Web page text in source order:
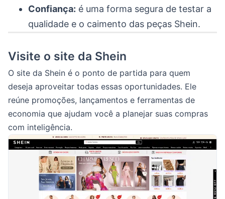
Confiança: é uma forma segura de testar a
qualidade e o caimento das peças Shein.
Visite o site da Shein
O site da Shein é o ponto de partida para quem
deseja aproveitar todas essas oportunidades. Ele
reúne promoções, lançamentos e ferramentas de
economia que ajudam você a planejar suas compras
com inteligência.